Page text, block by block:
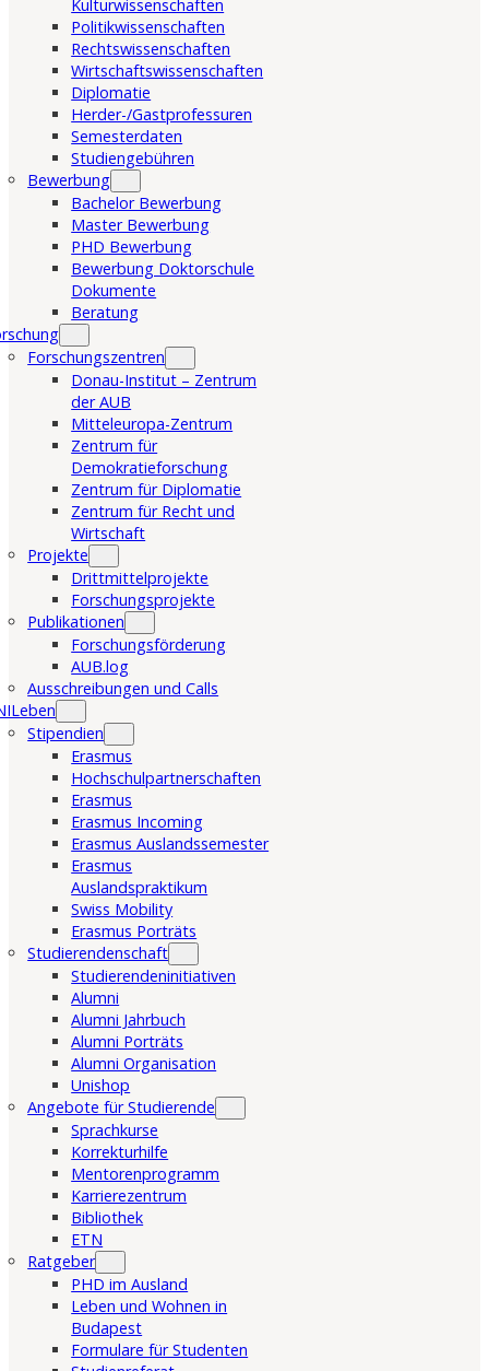
Kulturwissenschaften
Politikwissenschaften
Rechtswissenschaften
Wirtschaftswissenschaften
Diplomatie
Herder-/Gastprofessuren
Semesterdaten
Studiengebühren
Bewerbung
Bachelor Bewerbung
Master Bewerbung
PHD Bewerbung
Bewerbung Doktorschule
Dokumente
Beratung
Forschungszentren
Donau-Institut – Zentrum
der AUB
Mitteleuropa-Zentrum
Zentrum für
Demokratieforschung
Zentrum für Diplomatie
Zentrum für Recht und
Wirtschaft
Projekte
Drittmittelprojekte
Forschungsprojekte
Publikationen
Forschungsförderung
AUB.log
Ausschreibungen und Calls
Stipendien
Erasmus
Hochschulpartnerschaften
Erasmus
Erasmus Incoming
Erasmus Auslandssemester
Erasmus
Auslandspraktikum
Swiss Mobility
Erasmus Porträts
Studierendenschaft
Studierendeninitiativen
Alumni
Alumni Jahrbuch
Alumni Porträts
Alumni Organisation
Unishop
Angebote für Studierende
Sprachkurse
Korrekturhilfe
Mentorenprogramm
Karrierezentrum
Bibliothek
ETN
Ratgeber
PHD im Ausland
Leben und Wohnen in
Budapest
Formulare für Studenten